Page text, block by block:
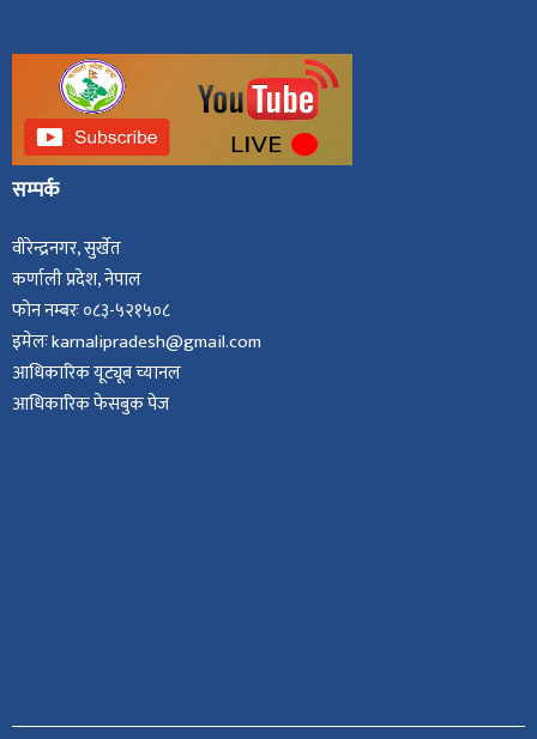
सम्पर्क
वीरेन्द्रनगर, सुर्खेत
कर्णाली प्रदेश, नेपाल
फोन नम्बरः ०८३-५२१५०८
इमेलः karnalipradesh@gmail.com
आधिकारिक यूट्यूब च्यानल
आधिकारिक फेसबुक पेज